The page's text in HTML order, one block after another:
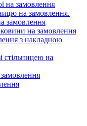
на замовлення
на замовлення.
замовлення
на замовлення
з накладною
стільницею на